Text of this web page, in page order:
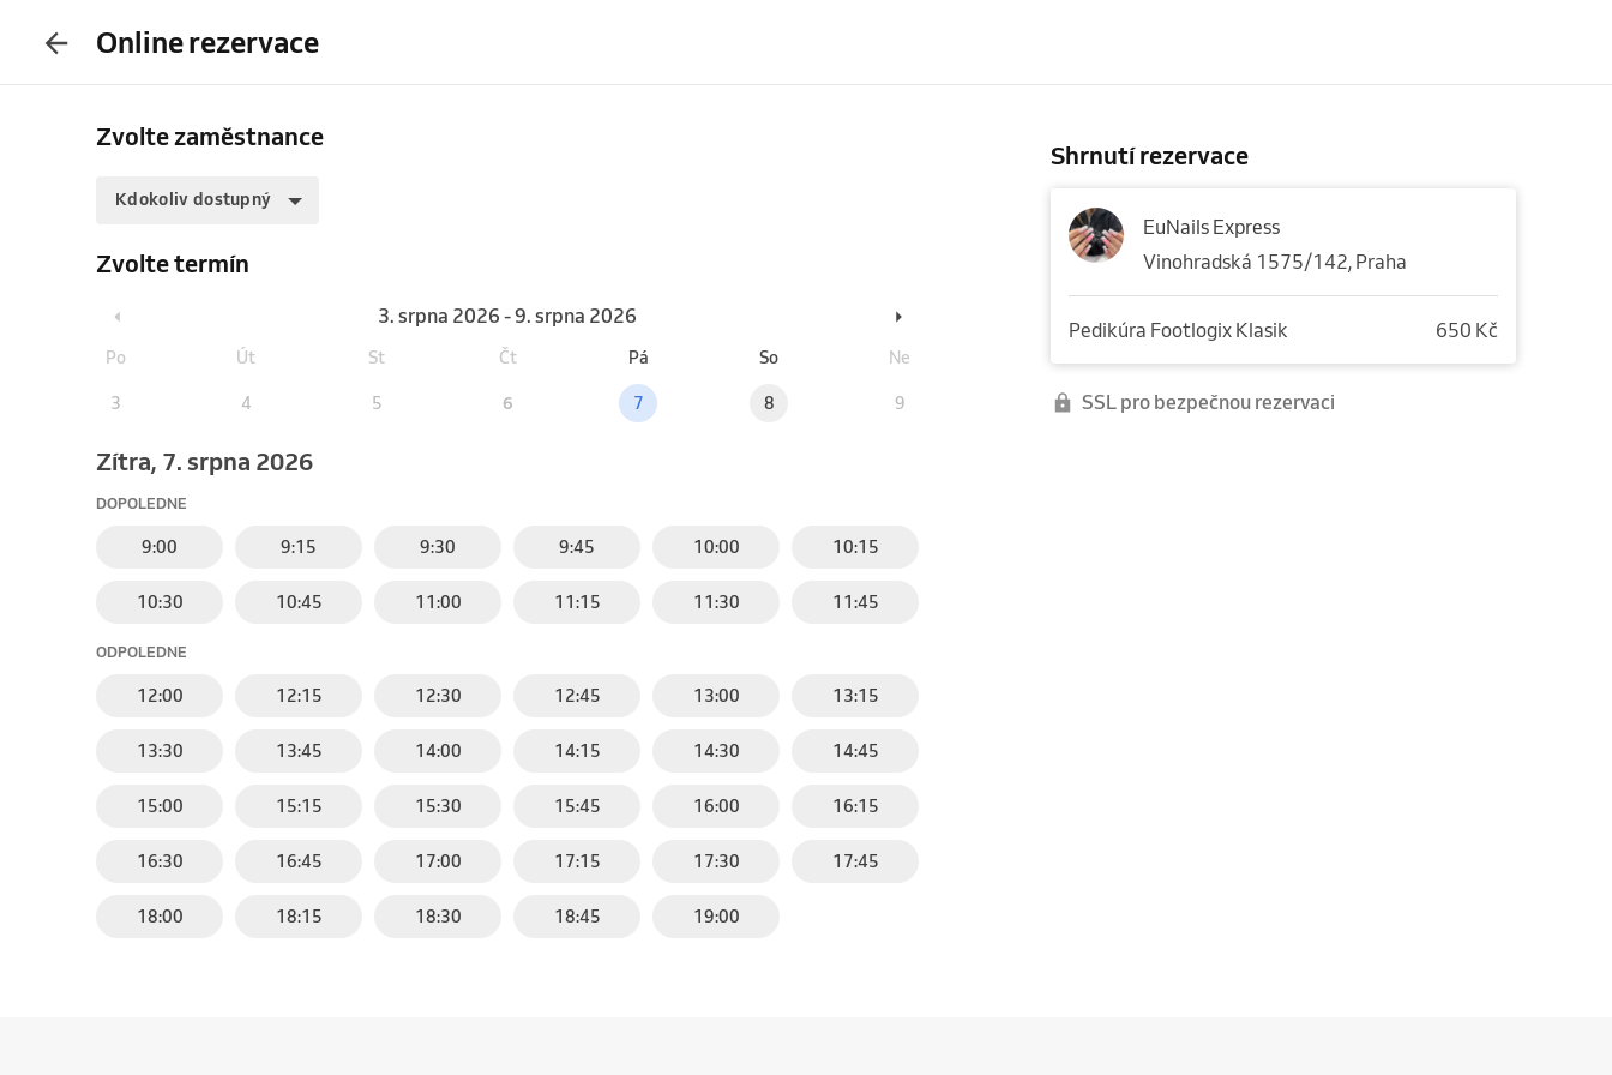
Online rezervace
Zvolte zaměstnance
Kdokoliv dostupný
Zvolte termín
3. srpna 2026 - 9. srpna 2026
Po Út St Čt Pá So Ne
3 4 5 6 7 8 9
Zítra, 7. srpna 2026
DOPOLEDNE
9:00 9:15 9:30 9:45 10:00 10:15
10:30 10:45 11:00 11:15 11:30 11:45
ODPOLEDNE
12:00 12:15 12:30 12:45 13:00 13:15
13:30 13:45 14:00 14:15 14:30 14:45
15:00 15:15 15:30 15:45 16:00 16:15
16:30 16:45 17:00 17:15 17:30 17:45
18:00 18:15 18:30 18:45 19:00
Shrnutí rezervace
EuNails Express
Vinohradská 1575/142, Praha
Pedikúra Footlogix Klasik 650 Kč
SSL pro bezpečnou rezervaci